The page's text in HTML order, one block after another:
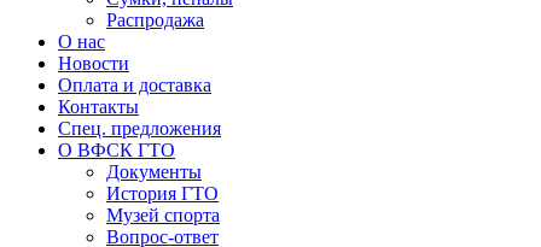
Распродажа
О нас
Новости
Оплата и доставка
Контакты
Спец. предложения
О ВФСК ГТО
Документы
История ГТО
Музей спорта
Вопрос-ответ